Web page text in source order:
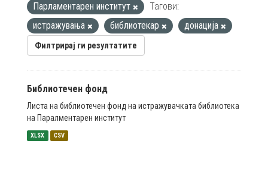
Парламентарен институт
Тагови:
истражувања
библиотекар донација
Филтрирај ги резултатите
Библиотечен фонд
Листа на библиотечен фонд на истражувачката библиотека
на Паралментарен институт
XLSX CSV